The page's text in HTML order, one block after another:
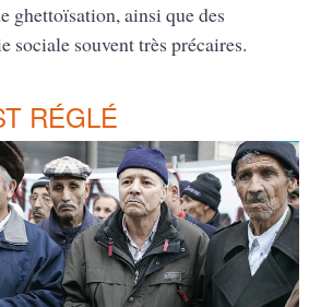
ghettoïsation, ainsi que des
sociale souvent très précaires.
RÉGLÉ